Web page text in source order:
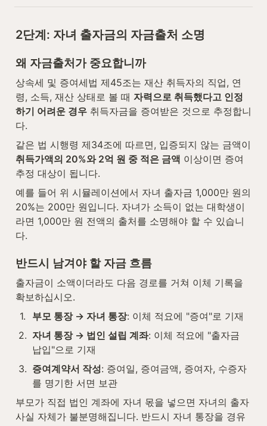
2단계: 자녀 출자금의 자금출처 소명
왜 자금출처가 중요합니까
상속세 및 증여세법 제45조는 재산 취득자의 직업, 연
령, 소득, 재산 상태로 볼 때 자력으로 취득했다고 인정
하기 어려운 경우 취득자금을 증여받은 것으로 추정합니
다.
취득가액의 20%와 2억 원 중 적은 금액 이상이면 증여
추정 대상이 됩니다.
예를 들어 위 시뮬레이션에서 자녀 출자금 1,000만 원의
20%는 200만 원입니다. 자녀가 소득이 없는 대학생이
라면 1,000만 원 전액의 출처를 소명해야 할 수 있습니
다.
반드시 남겨야 할 자금 흐름
출자금이 소액이더라도 다음 경로를 거쳐 이체 기록을
확보하십시오.
1. 부모 통장 → 자녀 통장: 이체 적요에 "증여"로 기재
2. 자녀 통장 → 법인 설립 계좌: 이체 적요에 "출자금
납입"으로 기재
3. 증여계약서 작성: 증여일, 증여금액, 증여자, 수증자
를 명기한 서면 보관
부모가 직접 법인 계좌에 자녀 몫을 넣으면 자녀의 출자
사실 자체가 불분명해집니다. 반드시 자녀 통장을 경유